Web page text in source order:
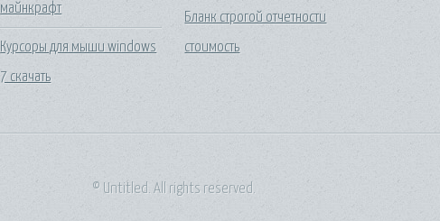
майнкрафт
Курсоры для мыши windows
7 скачать
Бланк строгой отчетности
стоимость
© Untitled. All rights reserved.